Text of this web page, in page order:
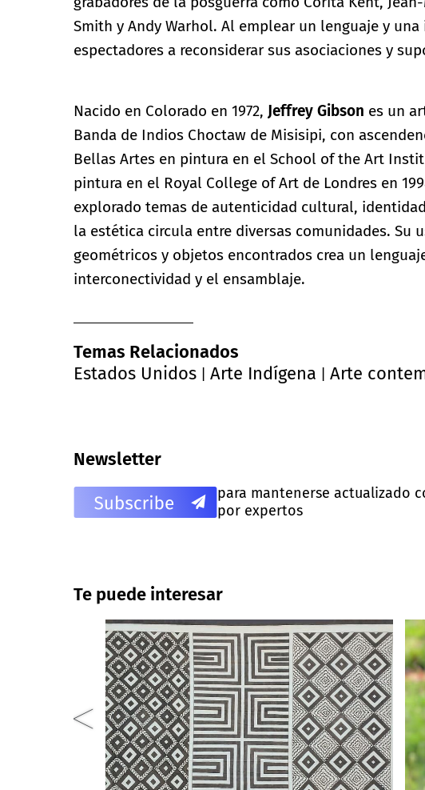
Smith y Andy Warhol. Al emplear un lenguaje y
espectadores a reconsiderar sus asociaciones y
Nacido en Colorado en 1972, Jeffrey Gibson es un
Banda de Indios Choctaw de Misisipi, con
Bellas Artes en pintura en el School of the Art
pintura en el Royal College of Art de Londres en
explorado temas de autenticidad cultural,
la estética circula entre diversas comunidades. Su
geométricos y objetos encontrados crea un
interconectividad y el ensamblaje.
Temas Relacionados
Estados Unidos
Arte Indígena Arte
Newsletter
para mantenerse actualizado
por expertos
Te puede interesar